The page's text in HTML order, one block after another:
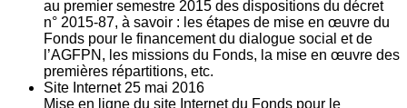
au premier semestre 2015 des dispositions du décret
n° 2015-87, à savoir : les étapes de mise en œuvre du
Fonds pour le financement du dialogue social et de
l’AGFPN, les missions du Fonds, la mise en œuvre des
premières répartitions, etc.
Site Internet 25 mai 2016
Mise en ligne du site Internet du Fonds pour le